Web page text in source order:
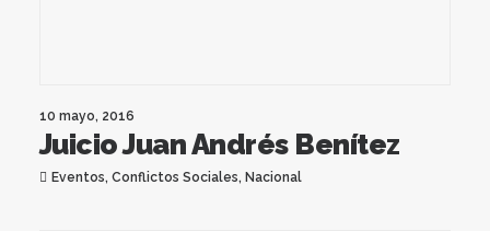
10 mayo, 2016
Juicio Juan Andrés Benítez
Eventos, Conflictos Sociales, Nacional